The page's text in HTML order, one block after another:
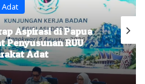
Adat
Aspirasi di Papua
Penyusunan RUU
Adat